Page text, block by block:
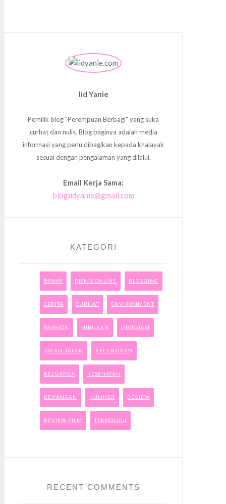
Iid Yanie
Pemilik blog "Perempuan Berbagi" yang suka
curhat dan nulis. Blog baginya adalah media
informasi yang perlu dibagikan kepada khalayak
sesuai dengan pengalaman yang dilalui.
Email Kerja Sama:
blogiidyanie@gmail.com
KATEGORI
BISNIS BISNIS ONLINE BLOGGING
CERITA CURHAT ENVIRONMENT
FASHION HIBURAN INVESTASI
JALAN-JALAN KECANTIKAN
KELUARGA KESEHATAN
KEUANGAN KULINER REVIEW
REVIEW FILM TEKNOLOGI
RECENT COMMENTS